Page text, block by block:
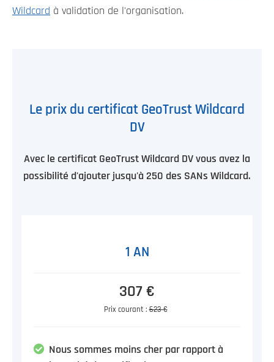
Wildcard à validation de l'organisation.
Le prix du certificat GeoTrust Wildcard
DV
Avec le certificat GeoTrust Wildcard DV vous avez la
possibilité d'ajouter jusqu'à 250 des SANs Wildcard.
1 AN
307 €
Prix courant :623 €
Nous sommes moins cher par rapport à